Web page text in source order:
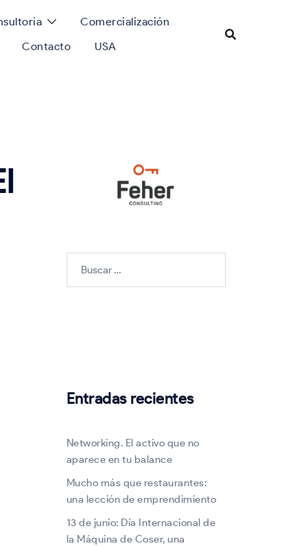
Comercialización
Contacto USA
Entradas recientes
Networking. El activo que no
aparece en tu balance
Mucho más que restaurantes:
una lección de emprendimiento
13 de junio: Día Internacional de
la Máquina de Coser, una